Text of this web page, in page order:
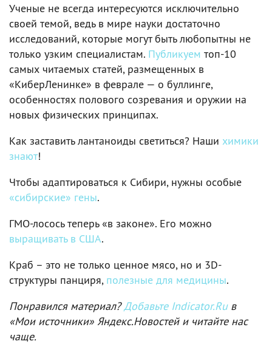
Ученые не всегда интересуются исключительно
своей темой, ведь в мире науки достаточно
исследований, которые могут быть любопытны не
только узким специалистам. Публикуем топ-10
самых читаемых статей, размещенных в
«КиберЛенинке» в феврале — о буллинге,
особенностях полового созревания и оружии на
новых физических принципах.
Как заставить лантаноиды светиться? Наши химики
знают!
Чтобы адаптироваться к Сибири, нужны особые
«сибирские» гены.
ГМО-лосось теперь «в законе». Его можно
выращивать в США.
Краб – это не только ценное мясо, но и 3D-
структуры панциря, полезные для медицины.
Понравился материал?Добавьте Indicator.Ruв
«Мои источники» Яндекс.Новостей и читайте нас
чаще.